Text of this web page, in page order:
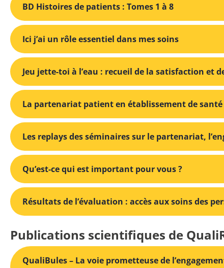
BD Histoires de patients : Tomes 1 à 8
Ici j’ai un rôle essentiel dans mes soins
Jeu jette-toi à l’eau : recueil de la satisfaction et
La partenariat patient en établissement de santé
Les replays des séminaires sur le partenariat,
Qu’est-ce qui est important pour vous ?
Résultats de l’évaluation : accès aux soins des
Publications scientifiques de
QualiBules – La voie prometteuse de